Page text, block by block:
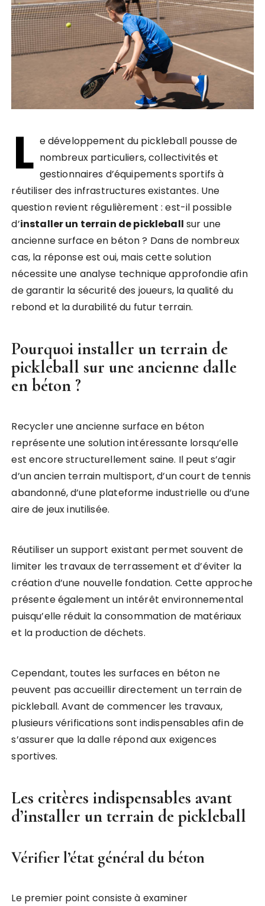
L e développement du pickleball pousse de
nombreux particuliers, collectivités et
gestionnaires d’équipements sportifs à
réutiliser des infrastructures existantes. Une
question revient régulièrement : est-il possible
d’installer un terrain de pickleball sur une
ancienne surface en béton ? Dans de nombreux
cas, la réponse est oui, mais cette solution
nécessite une analyse technique approfondie afin
de garantir la sécurité des joueurs, la qualité du
rebond et la durabilité du futur terrain.
Pourquoiinstaller un terrain de
pickleball sur une ancienne dalle
en béton ?
Recycler une ancienne surface en béton
représente une solution intéressante lorsqu’elle
est encore structurellement saine. Il peut s’agir
d’un ancien terrain multisport, d’un court de tennis
abandonné, d’une plateforme industrielle ou d’une
aire de jeux inutilisée.
Réutiliser un support existant permet souvent de
limiter les travaux de terrassement et d’éviter la
création d’une nouvelle fondation. Cette approche
présente également un intérêt environnemental
puisqu’elle réduit la consommation de matériaux
et la production de déchets.
Cependant, toutes les surfaces en béton ne
peuvent pas accueillir directement un terrain de
pickleball. Avant de commencer les travaux,
plusieurs vérifications sont indispensables afin de
s’assurer que la dalle répond aux exigences
sportives.
Les critères indispensables avant
d’installer un terrain de pickleball
Vérifier l’état général du béton
Le premier point consiste à examiner